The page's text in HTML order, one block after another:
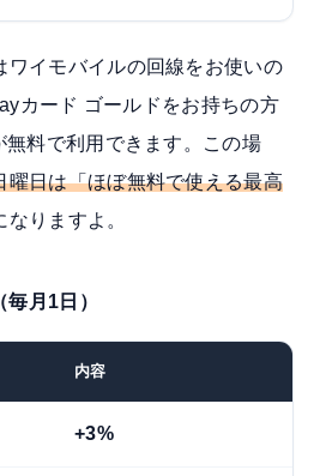
ワイモバイルの回線をお使いの
カード ゴールドをお持ちの方
無料で利用できます。この場
曜日は「ほぼ無料で使える最高
なりますよ。
月1日）
内容
+3%